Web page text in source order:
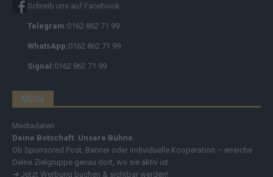
Schreib uns auf Facebook
Telegram:0162 862 71 99
WhatsApp:0162 862 71 99
Signal:0162 862 71 99
MEDIA
Mediadaten
Deine Botschaft. Unsere Bühne.
Ob Sponsored Post, Banner oder individuelle Kooperation – erreiche
Deine Zielgruppe genau dort, wo sie aktiv ist.
➔ Jetzt Werbung buchen & sichtbar werden!